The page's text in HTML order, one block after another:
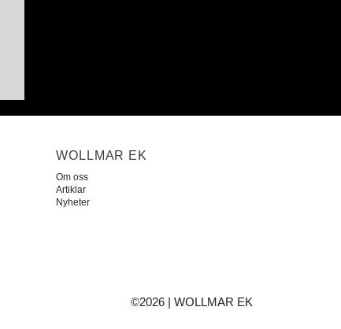
WOLLMAR EK
Om oss
Artiklar
Nyheter
©2026 | WOLLMAR EK